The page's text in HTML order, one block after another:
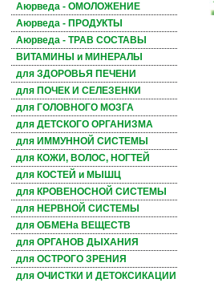
Аюрведа - ОМОЛОЖЕНИЕ
Аюрведа - ПРОДУКТЫ
Аюрведа - ТРАВ СОСТАВЫ
ВИТАМИНЫ и МИНЕРАЛЫ
для ЗДОРОВЬЯ ПЕЧЕНИ
для ПОЧЕК И СЕЛЕЗЕНКИ
для ГОЛОВНОГО МОЗГА
для ДЕТСКОГО ОРГАНИЗМА
для ИММУННОЙ СИСТЕМЫ
для КОЖИ, ВОЛОС, НОГТЕЙ
для КОСТЕЙ и МЫШЦ
для КРОВЕНОСНОЙ СИСТЕМЫ
для НЕРВНОЙ СИСТЕМЫ
для ОБМЕНа ВЕЩЕСТВ
для ОРГАНОВ ДЫХАНИЯ
для ОСТРОГО ЗРЕНИЯ
для ОЧИСТКИ И ДЕТОКСИКАЦИИ